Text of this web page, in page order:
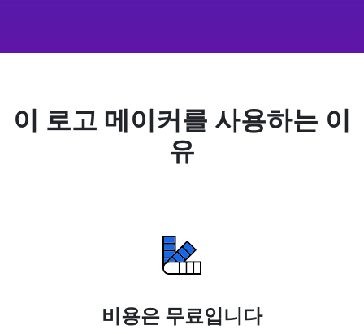
이 로고 메이커를 사용하는 이
유
비용은 무료입니다